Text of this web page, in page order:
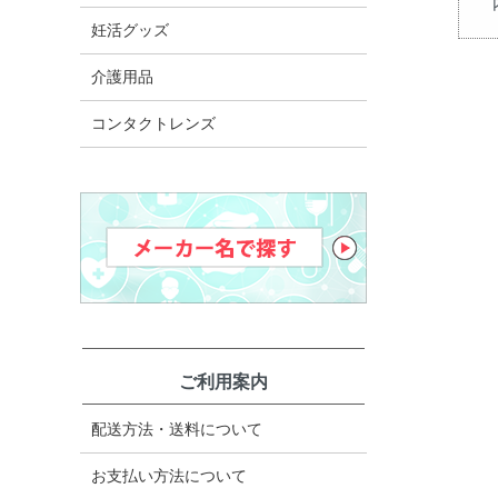
妊活グッズ
介護用品
コンタクトレンズ
ご利用案内
配送方法・送料について
お支払い方法について